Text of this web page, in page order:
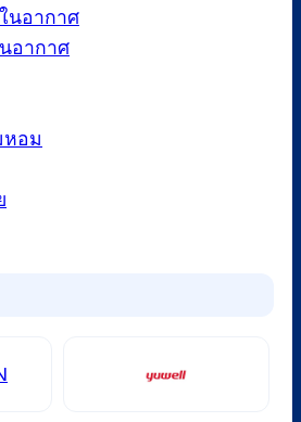
นอากาศ
อากาศ
หอม